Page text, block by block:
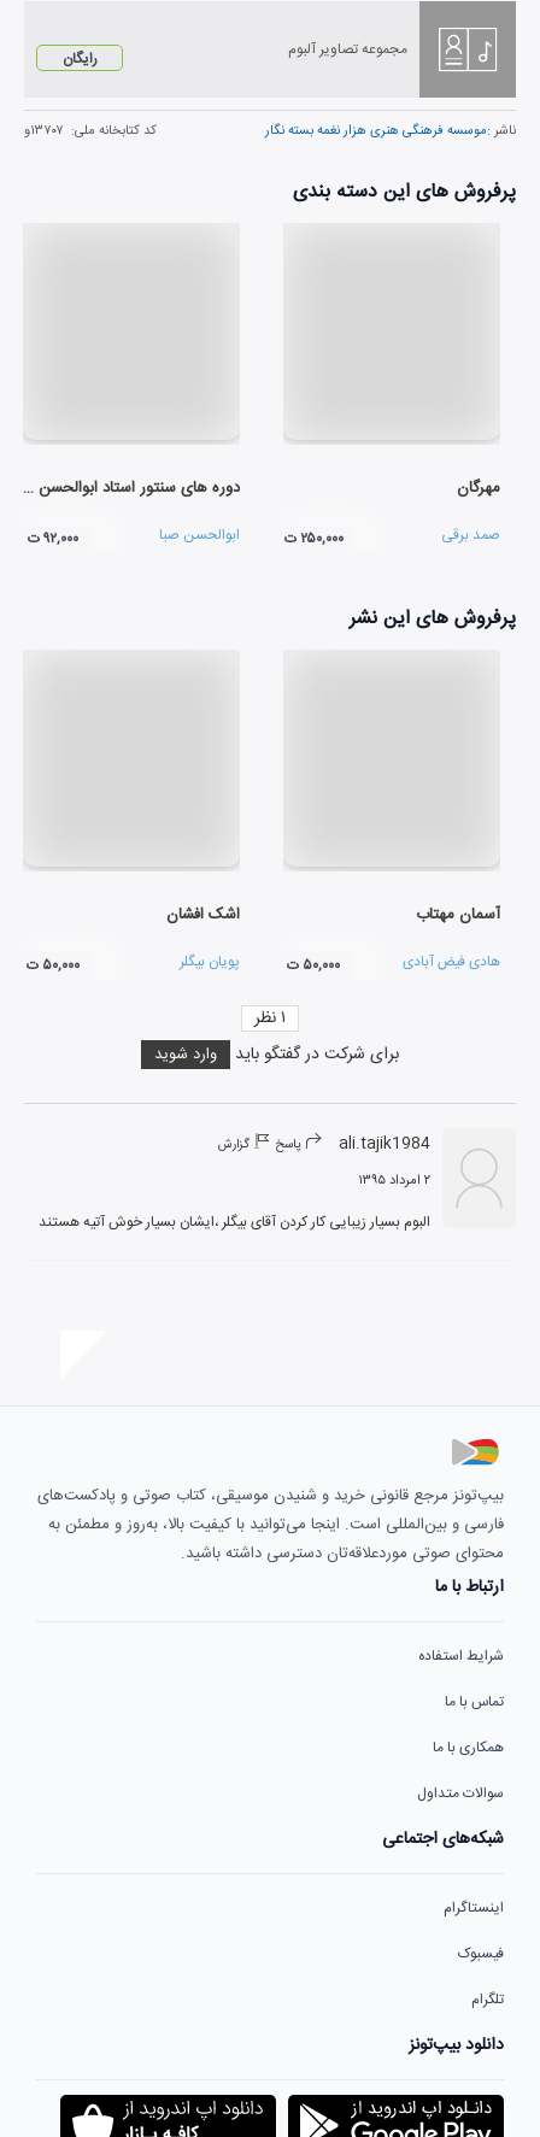
مجموعه تصاویر آلبوم رایگان
ناشر :موسسه فرهنگی هنری هزار نغمه بسته نگار کد کتابخانه ملی: ۱۳۷۰۷و
پرفروش های این دسته بندی
مهرگان
صمد برقی ۲۵۰,۰۰۰ ت
دوره های سنتور استاد ابوالحسن صبا (لوح اول)
ابوالحسن صبا ۹۲,۰۰۰ ت
پرفروش های این نشر
آسمان مهتاب
هادی فیض آبادی ۵۰,۰۰۰ ت
اشک افشان
پویان بیگلر ۵۰,۰۰۰ ت
برای شرکت در گفتگو باید وارد شوید
۱نظر
ali.tajik1984 پاسخ گزارش
۲ امرداد ۱۳۹۵
البوم بسیار زیبایی کار کردن آقای بیگلر ،ایشان بسیار خوش آتیه هستند
بیپ‌تونز مرجع قانونی خرید و شنیدن موسیقی، کتاب صوتی و پادکست‌های
فارسی و بین‌المللی است. اینجا می‌توانید با کیفیت بالا، به‌روز و مطمئن به
محتوای صوتی موردعلاقه‌تان دسترسی داشته باشید.
ارتباط با ما
شرایط استفاده
تماس با ما
همکاری با ما
سوالات متداول
شبکه‌های اجتماعی
اینستاگرام
فیسبوک
تلگرام
دانلود بیپ‌تونز